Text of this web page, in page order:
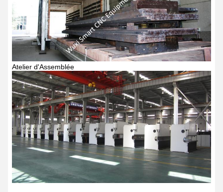
Atelier d'Assemblée